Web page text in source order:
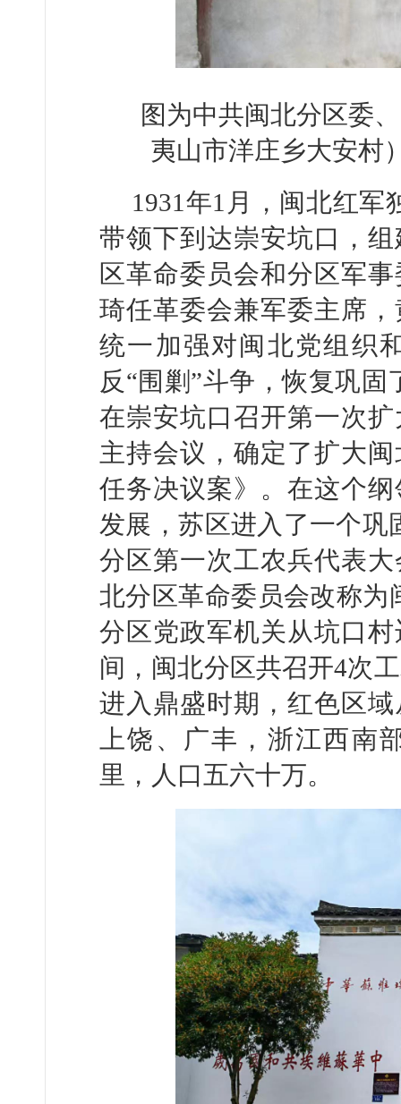
图为中共闽北分区委
夷山市洋庄乡大安村
1931年1月，闽北红军
带领下到达崇安坑口，
区革命委员会和分区军
琦任革委会兼军委主席
统一加强对闽北党组织
反“围剿”斗争，恢复巩
在崇安坑口召开第一次
主持会议，确定了扩大
任务决议案》。在这个
发展，苏区进入了一个巩
分区第一次工农兵代表
北分区革命委员会改称为
分区党政军机关从坑口
间，闽北分区共召开4次
进入鼎盛时期，红色区
上饶、广丰，浙江西南
里，人口五六十万。